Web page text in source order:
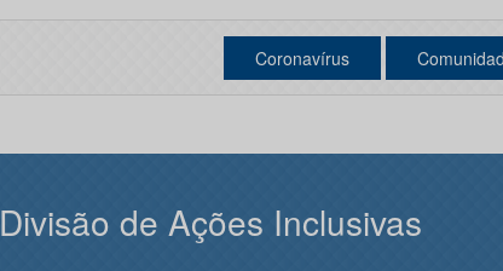
Coronavírus
Divisão de Ações Inclusivas